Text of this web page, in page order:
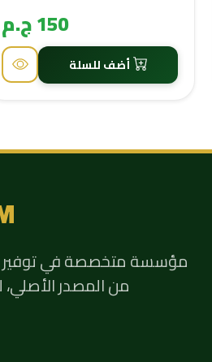
150 ج.م
أضف للسلة
مؤسسة متخصصة في توفير
من المصدر